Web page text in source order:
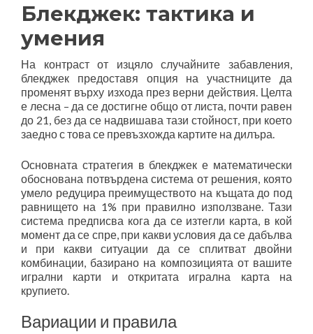
Блекджек: тактика и
умения
На контраст от изцяло случайните забавления,
блекджек предоставя опция на участниците да
променят върху изхода през верни действия. Целта
е лесна – да се достигне общо от листа, почти равен
до 21, без да се надвишава тази стойност, при което
заедно с това се превъзхожда картите на дилъра.
Основната стратегия в блекджек е математически
обоснована потвърдена система от решения, която
умело редуцира преимуществото на къщата до под
равнището на 1% при правилно използване. Тази
система предписва кога да се изтегли карта, в кой
момент да се спре, при какви условия да се дабълва
и при какви ситуации да се сплитват двойни
комбинации, базирано на композицията от вашите
игрални карти и откритата игрална карта на
крупието.
Вариации и правила